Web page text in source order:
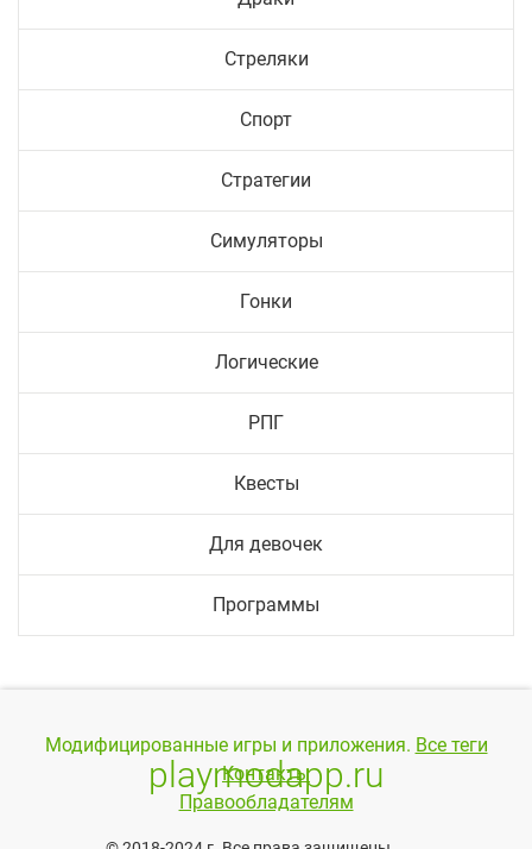
Стреляки
Спорт
Стратегии
Симуляторы
Гонки
Логические
РПГ
Квесты
Для девочек
Программы
playmodapp.ru
Модифицированные игры и приложения. Все теги
Контакты
Правообладателям